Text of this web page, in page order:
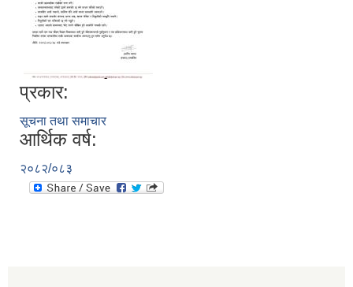
प्रकार:
सूचना तथा समाचार
आर्थिक वर्ष:
२०८२/०८३